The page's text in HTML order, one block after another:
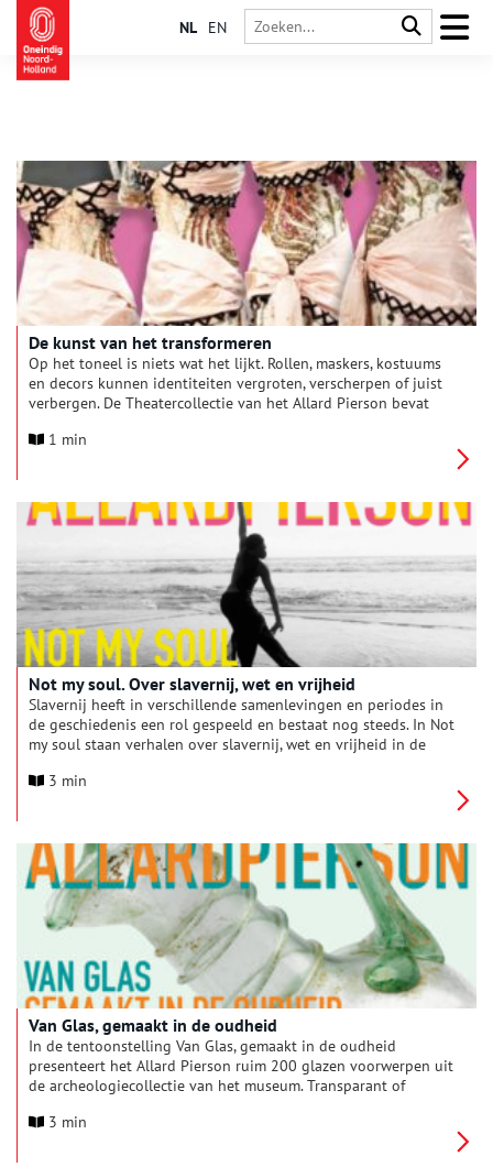
NL EN
De kunst van het transformeren
Op het toneel is niets wat het lijkt. Rollen, maskers, kostuums
en decors kunnen identiteiten vergroten, verscherpen of juist
verbergen. De Theatercollectie van het Allard Pierson bevat
decorontwerpen.
1 min
Not my soul. Over slavernij, wet en vrijheid
Slavernij heeft in verschillende samenlevingen en periodes in
de geschiedenis een rol gespeeld en bestaat nog steeds. In Not
my soul staan verhalen over slavernij, wet en vrijheid in de
Romeins recht op de manier waarop de slavernij later in
Het Allard Pierson en het Nationaal Slavernijmuseum
presenteren Not My Soul: over slavernij, wet en vrijheid. De
tentoonstelling is te zien van 21 november 2025 tot en met
24 mei 2026.
3 min
Van Glas, gemaakt in de oudheid
In de tentoonstelling Van Glas, gemaakt in de oudheid
presenteert het Allard Pierson ruim 200 glazen voorwerpen uit
de archeologiecollectie van het museum. Transparant of
en bijzonder gevormd; het is verbazingwekkend dat het
3 min